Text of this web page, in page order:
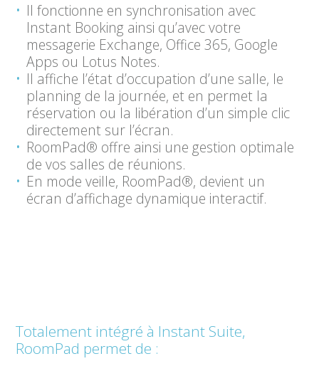
Il fonctionne en synchronisation avec
Instant Booking ainsi qu’avec votre
messagerie Exchange, Office 365, Google
Apps ou Lotus Notes.
Il affiche l’état d’occupation d’une salle, le
planning de la journée, et en permet la
réservation ou la libération d’un simple clic
directement sur l’écran.
RoomPad® offre ainsi une gestion optimale
de vos salles de réunions.
En mode veille, RoomPad®, devient un
écran d’affichage dynamique interactif.
Totalement intégré à Instant Suite,
RoomPad permet de :